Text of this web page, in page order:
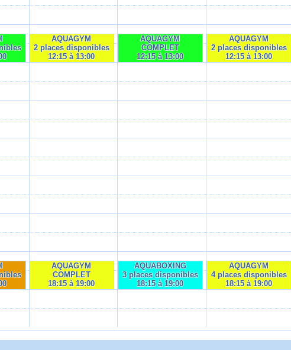
AQUAGYM
2 places disponibles
12:15 à 13:00
AQUAGYM
COMPLET
18:15 à 19:00
AQUAGYM
COMPLET
12:15 à 13:00
AQUABOXING
3 places disponibles
18:15 à 19:00
AQUAGYM
2 places disponibles
12:15 à 13:00
AQUAGYM
4 places disponibles
18:15 à 19:00